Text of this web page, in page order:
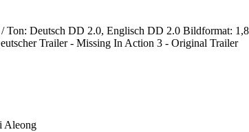
Ton: Deutsch DD 2.0, Englisch DD 2.0 Bildformat:
Trailer - Missing In Action 3 - Original Trailer
Aleong